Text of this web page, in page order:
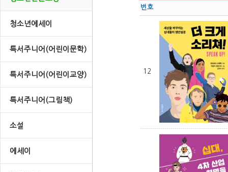
청소년에세이
특서주니어(어린이문학)
특서주니어(어린이교양)
특서주니어(그림책)
소설
에세이
번호
12